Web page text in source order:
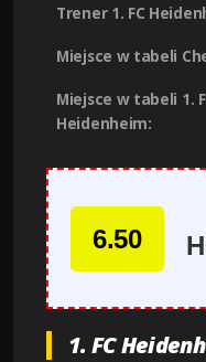
Trener 1. FC
Miejsce w tabeli
Miejsce w tabeli 1.
Heidenheim:
6.50
1. FC